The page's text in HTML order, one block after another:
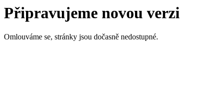
Připravujeme novou verzi
Omlouváme se, stránky jsou dočasně nedostupné.